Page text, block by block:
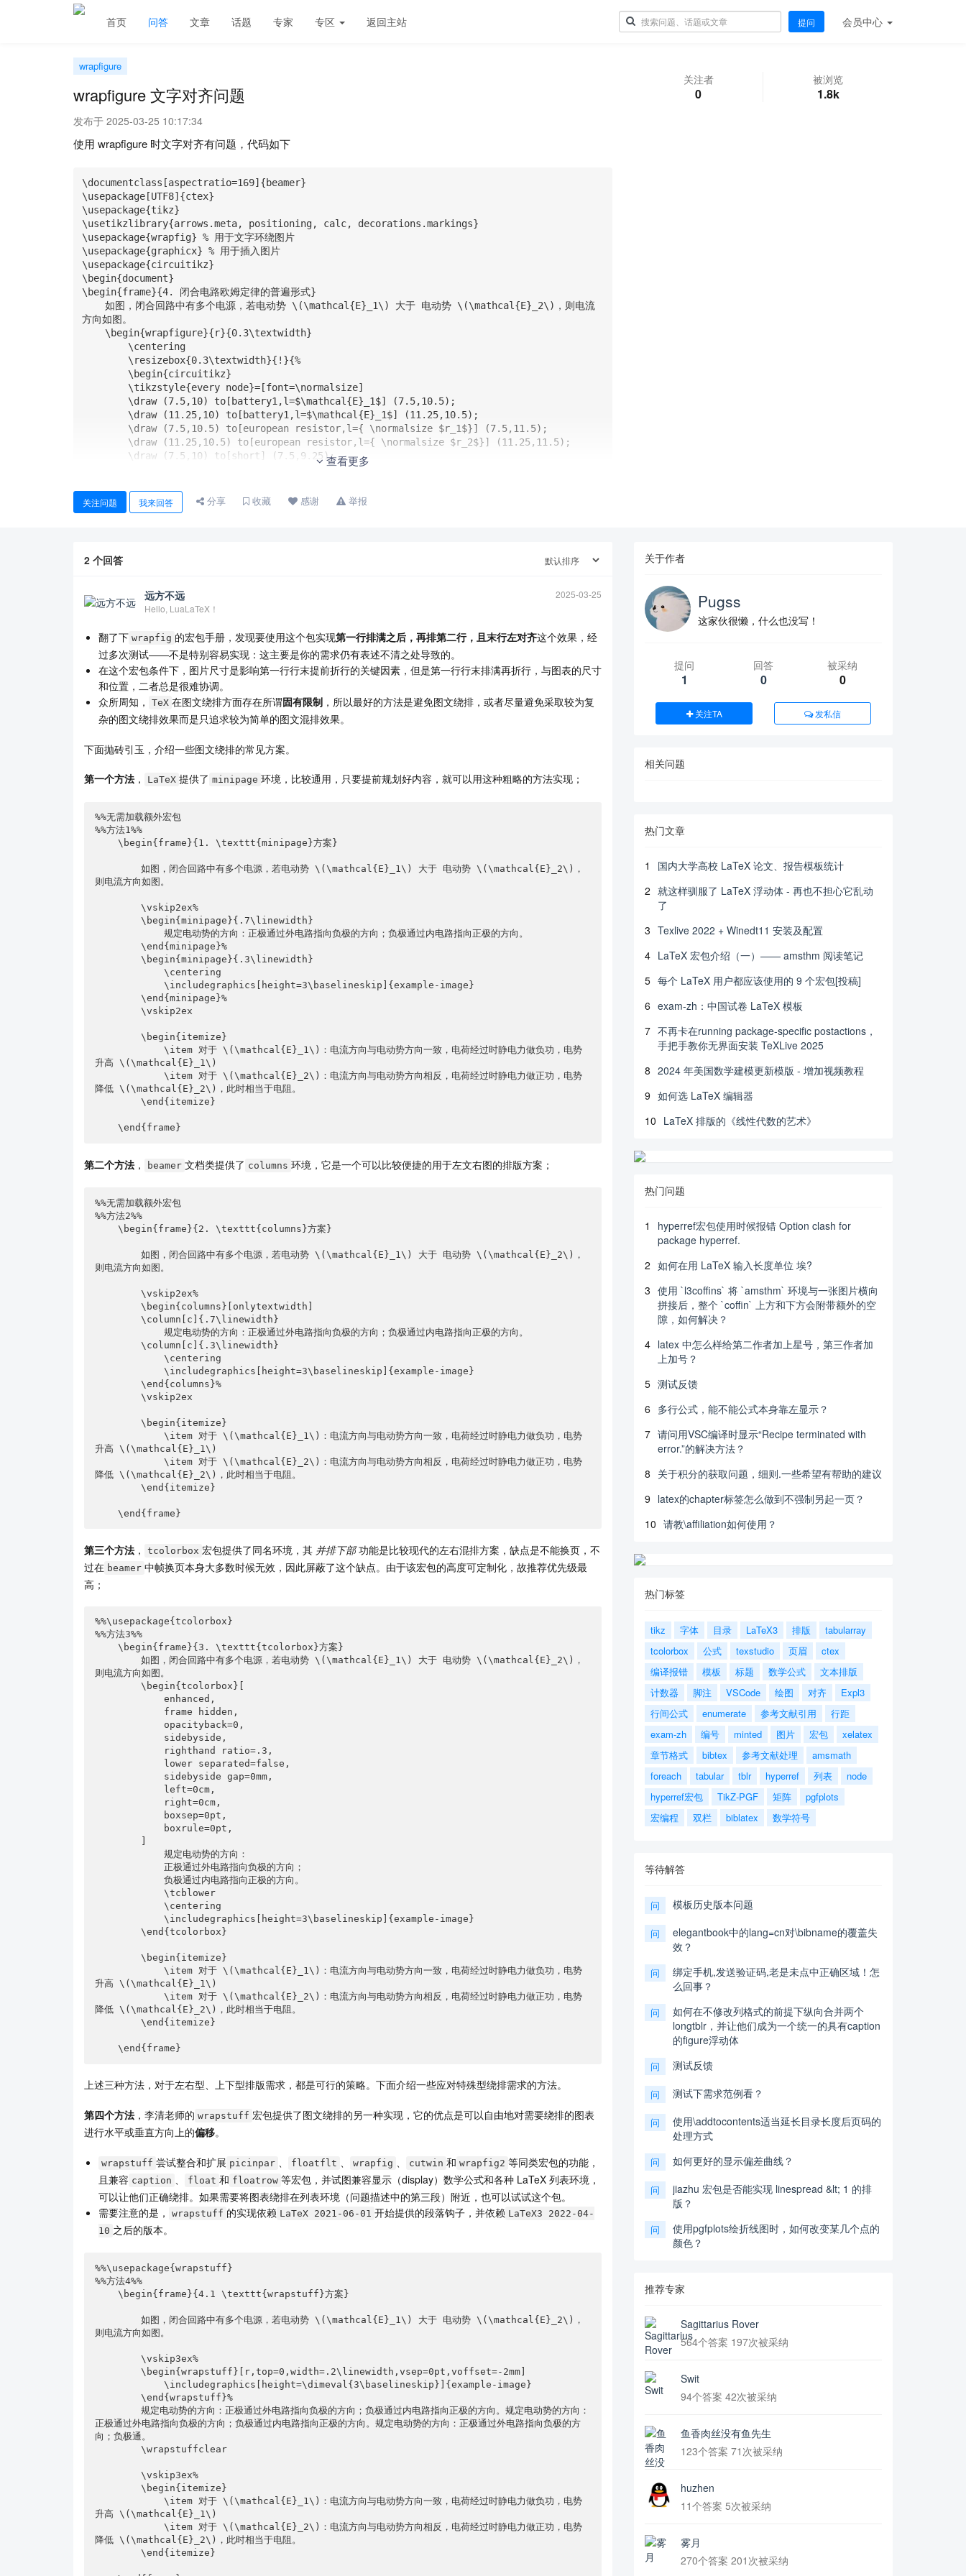
首页 问答 文章 话题 专家 专区 返回主站 提问 会员中心
wrapfigure
wrapfigure 文字对齐问题
发布于 2025-03-25 10:17:34
使用 wrapfigure 时文字对齐有问题，代码如下
\documentclass[aspectratio=169]{beamer}
\usepackage[UTF8]{ctex}
\usepackage{tikz}
\usetikzlibrary{arrows.meta, positioning, calc, decorations.markings}
\usepackage{wrapfig} % 用于文字环绕图片
\usepackage{graphicx} % 用于插入图片
\usepackage{circuitikz}
\begin{document}
\begin{frame}{4. 闭合电路欧姆定律的普遍形式}
方向如图。
        \draw (7.5,11.5) to[short] (7.5,13);
        \draw (11.25,11.5) to[short] (11.25,13);
        \node [font=\normalsize] at (7.25,13) {$C$};
        \draw [ dashed] (10,12) rectangle  (12.5,9.75);
        }%
    规定电动势的方向：正极通过外电路指向负极的方向；负极通过内电路指向正极的方向。
    \begin{itemize}
        \item 对于 \(\mathcal{E}_1\)：电流方向与电动势方向一致，电荷经过时静电力做负功，电势升高 \
(\mathcal{E}_1\)
(\mathcal{E}_2\)，此时相当于电阻。
    \end{itemize}
\end{document}
效果如下：
图片左边的文字，第一行没有排完就开始排第二行，目的似乎是要末行右对齐，我想要的效果是第一行排完之后再
下一行，末行要左对齐。
查看更多
关注者
0
被浏览
1.8k
关注问题 我来回答 分享 收藏 感谢 举报
2 个回答
远方不远
2025-03-25
Hello, LuaLaTeX！
翻了下 wrapfig 的宏包手册，发现要使用这个包实现第一行排满之后，再排第二行，且末行左对齐这个效果，经
过多次测试——不是特别容易实现：这主要是你的需求仍有表述不清之处导致的。
在这个宏包条件下，图片尺寸是影响第一行行末提前折行的关键因素，但是第一行行末排满再折行，与图表的尺寸
和位置，二者总是很难协调。
众所周知，
TeX 在图文绕排方面存在所谓固有限制，所以最好的方法是避免图文绕排，或者尽量避免采取较为复
杂的图文绕排效果而是只追求较为简单的图文混排效果。
下面抛砖引玉，介绍一些图文绕排的常见方案。
第一个方法 ， LaTeX 提供了 minipage 环境，比较通用，只要提前规划好内容，就可以用这种粗略的方法实现；
%%无需加载额外宏包
%%方法1%%
    \begin{frame}{1. \texttt{minipage}方案}
        如图，闭合回路中有多个电源，若电动势 \(\mathcal{E}_1\) 大于 电动势 \(\mathcal{E}_2\)，
则电流方向如图。
        \vskip2ex%
        \begin{minipage}{.7\linewidth}
            规定电动势的方向：正极通过外电路指向负极的方向；负极通过内电路指向正极的方向。
        \end{minipage}%
        \begin{minipage}{.3\linewidth}
            \centering
            \includegraphics[height=3\baselineskip]{example-image}
        \end{minipage}%
        \vskip2ex
        \begin{itemize}
            \item 对于 \(\mathcal{E}_1\)：电流方向与电动势方向一致，电荷经过时静电力做负功，电势
升高 \(\mathcal{E}_1\)
            \item 对于 \(\mathcal{E}_2\)：电流方向与电动势方向相反，电荷经过时静电力做正功，电势
降低 \(\mathcal{E}_2\)，此时相当于电阻。
        \end{itemize}
    \end{frame}
第二个方法 ， beamer 文档类提供了 columns 环境，它是一个可以比较便捷的用于左文右图的排版方案；
%%无需加载额外宏包
%%方法2%%
    \begin{frame}{2. \texttt{columns}方案}
        如图，闭合回路中有多个电源，若电动势 \(\mathcal{E}_1\) 大于 电动势 \(\mathcal{E}_2\)，
则电流方向如图。
        \vskip2ex%
        \begin{columns}[onlytextwidth]
        \column[c]{.7\linewidth}
            规定电动势的方向：正极通过外电路指向负极的方向；负极通过内电路指向正极的方向。
        \column[c]{.3\linewidth}
            \centering
            \includegraphics[height=3\baselineskip]{example-image}
        \end{columns}%
        \vskip2ex
        \begin{itemize}
            \item 对于 \(\mathcal{E}_1\)：电流方向与电动势方向一致，电荷经过时静电力做负功，电势
升高 \(\mathcal{E}_1\)
            \item 对于 \(\mathcal{E}_2\)：电流方向与电动势方向相反，电荷经过时静电力做正功，电势
降低 \(\mathcal{E}_2\)，此时相当于电阻。
        \end{itemize}
    \end{frame}
第三个方法 ， tcolorbox 宏包提供了同名环境，其 并排下部功能是比较现代的左右混排方案，缺点是不能换页，不
过在 beamer 中帧换页本身大多数时候无效，因此屏蔽了这个缺点。由于该宏包的高度可定制化，故推荐优先级最
高；
%%\usepackage{tcolorbox}
%%方法3%%
    \begin{frame}{3. \texttt{tcolorbox}方案}
        如图，闭合回路中有多个电源，若电动势 \(\mathcal{E}_1\) 大于 电动势 \(\mathcal{E}_2\)，
则电流方向如图。
        \begin{tcolorbox}[
            enhanced,
            规定电动势的方向：
            正极通过外电路指向负极的方向；
            负极通过内电路指向正极的方向。
            \tcblower
            \centering
            \includegraphics[height=3\baselineskip]{example-image}
        \end{tcolorbox}
        \begin{itemize}
            \item 对于 \(\mathcal{E}_1\)：电流方向与电动势方向一致，电荷经过时静电力做负功，电势
升高 \(\mathcal{E}_1\)
            \item 对于 \(\mathcal{E}_2\)：电流方向与电动势方向相反，电荷经过时静电力做正功，电势
降低 \(\mathcal{E}_2\)，此时相当于电阻。
        \end{itemize}
    \end{frame}
上述三种方法，对于左右型、上下型排版需求，都是可行的策略。下面介绍一些应对特殊型绕排需求的方法。
第四个方法 ，李清老师的 wrapstuff 宏包提供了图文绕排的另一种实现，它的优点是可以自由地对需要绕排的图表
进行水平或垂直方向上的偏移。
wrapstuff 尝试整合和扩展 picinpar floatflt wrapfig cutwin 和 wrapfig2 等同类宏包的功能，
且兼容 caption float 和 floatrow 等宏包，并试图兼容显示（display）数学公式和各种 LaTeX 列表环境，
可以让他们正确绕排。如果需要将图表绕排在列表环境（问题描述中的第三段）附近，也可以试试这个包。
需要注意的是，
wrapstuff 的实现依赖 LaTeX 2021-06-01 开始提供的段落钩子，并依赖 LaTeX3 2022-04-
10 之后的版本。
%%\usepackage{wrapstuff}
%%方法4%%
    \begin{frame}{4.1 \texttt{wrapstuff}方案}
        如图，闭合回路中有多个电源，若电动势 \(\mathcal{E}_1\) 大于 电动势 \(\mathcal{E}_2\)，
则电流方向如图。
        \vskip3ex%
        \begin{wrapstuff}[r,top=0,width=.2\linewidth,vsep=0pt,voffset=-2mm]
            \includegraphics[height=\dimeval{3\baselineskip}]{example-image}
        \end{wrapstuff}%
        规定电动势的方向：正极通过外电路指向负极的方向；负极通过内电路指向正极的方向。规定电动势的方向：
正极通过外电路指向负极的方向；负极通过内电路指向正极的方向。规定电动势的方向：正极通过外电路指向负极的方
向；负极通。
        \wrapstuffclear
        \vskip3ex%
        \begin{itemize}
            \item 对于 \(\mathcal{E}_1\)：电流方向与电动势方向一致，电荷经过时静电力做负功，电势
升高 \(\mathcal{E}_1\)
            \item 对于 \(\mathcal{E}_2\)：电流方向与电动势方向相反，电荷经过时静电力做正功，电势
降低 \(\mathcal{E}_2\)，此时相当于电阻。
        \end{itemize}
关于作者
Pugss
这家伙很懒，什么也没写！
提问
1
回答
0
被采纳
0
关注TA 发私信
相关问题
热门文章
1
国内大学高校 LaTeX 论文、报告模板统计
2 就这样驯服了 LaTeX 浮动体 - 再也不担心它乱动
了
3 Texlive 2022 + Winedt11 安装及配置
4 LaTeX 宏包介绍（一）—— amsthm 阅读笔记
5 每个 LaTeX 用户都应该使用的 9 个宏包[投稿]
6 exam-zh：中国试卷 LaTeX 模板
7 不再卡在running package-specific postactions，
手把手教你无界面安装 TeXLive 2025
8 2024 年美国数学建模更新模版 - 增加视频教程
9 如何选 LaTeX 编辑器
10 LaTeX 排版的《线性代数的艺术》
热门问题
1
hyperref宏包使用时候报错 Option clash for
package hyperref.
2 如何在用 LaTeX 输入长度单位 埃?
3 使用 `l3coffins` 将 `amsthm` 环境与一张图片横向
拼接后，整个 `coffin` 上方和下方会附带额外的空
隙，如何解决？
4 latex 中怎么样给第二作者加上星号，第三作者加
上加号？
5 测试反馈
6 多行公式，能不能公式本身靠左显示？
7 请问用VSC编译时显示“Recipe terminated with
error.”的解决方法？
8 关于积分的获取问题，细则.一些希望有帮助的建议
9 latex的chapter标签怎么做到不强制另起一页？
10 请教\affiliation如何使用？
热门标签
tikz 字体 目录 LaTeX3 排版
tabularray
tcolorbox
公式 texstudio 页眉
ctex
编译报错
模板 标题 数学公式
文本排版
计数器
脚注 VSCode 绘图 对齐
Expl3
行间公式
enumerate 参考文献引用
行距
exam-zh
编号 minted 图片 宏包
xelatex
章节格式
bibtex 参考文献处理
amsmath
foreach
tabular tblr hyperref 列表
node
hyperref宏包
TikZ-PGF 矩阵
pgfplots
宏编程
双栏 biblatex 数学符号
等待解答
问 模板历史版本问题
问
elegantbook中的lang=cn对\bibname的覆盖失
效？
问
绑定手机,发送验证码,老是未点中正确区域！怎
么回事？
问
如何在不修改列格式的前提下纵向合并两个
longtblr，并让他们成为一个统一的具有caption
的figure浮动体
问 测试反馈
问 测试下需求范例看？
问
使用\addtocontents适当延长目录长度后页码的
处理方式
问 如何更好的显示偏差曲线？
问
jiazhu 宏包是否能实现 linespread &lt; 1 的排
版？
问
使用pgfplots绘折线图时，如何改变某几个点的
颜色？
推荐专家
Sagittarius Rover
564个答案 197次被采纳
Swit
94个答案 42次被采纳
鱼香肉丝没有鱼先生
123个答案 71次被采纳
huzhen
11个答案 5次被采纳
雾月
270个答案 201次被采纳